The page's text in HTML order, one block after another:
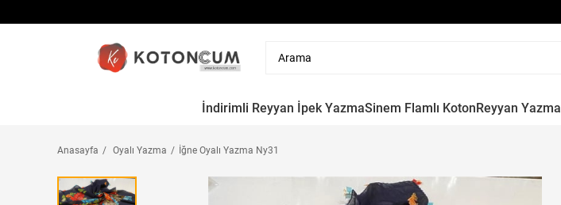
İndirimli Reyyan İpek YazmaSinem Flamlı KotonReyyan Yazma
Anasayfa Oyalı Yazma İğne Oyalı Yazma Ny31